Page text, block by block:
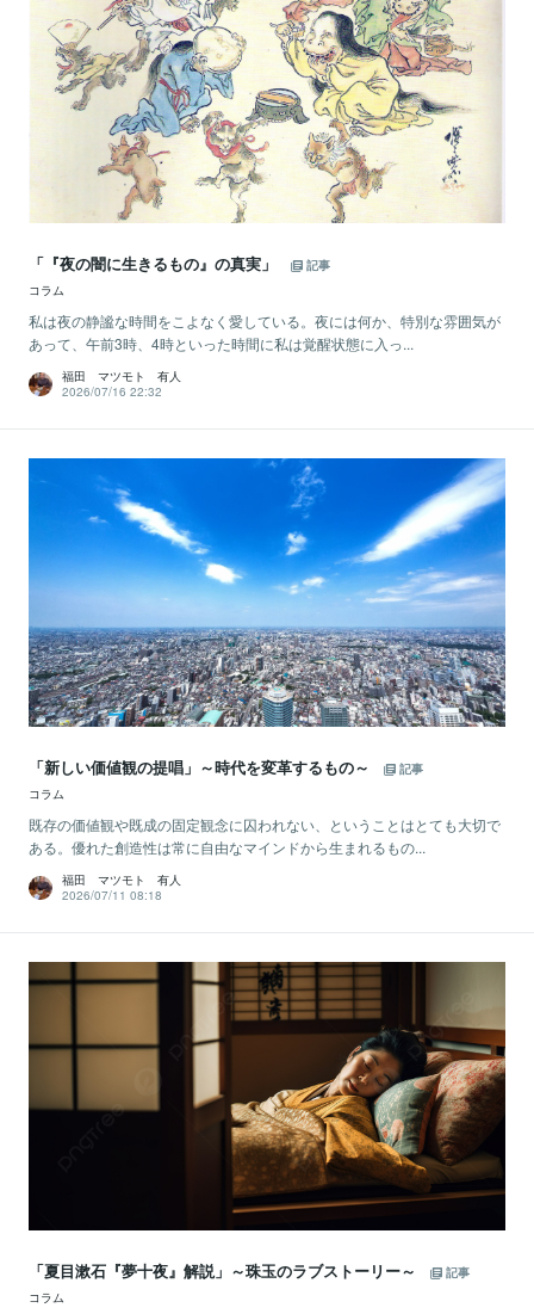
「『夜の闇に生きるもの』の真実」
記事
コラム
私は夜の静謐な時間をこよなく愛している。夜には何か、特別な雰囲気が
あって、午前3時、4時といった時間に私は覚醒状態に入っ...
福田 マツモト 有人
2026/07/16 22:32
「新しい価値観の提唱」～時代を変革するもの～
記事
コラム
既存の価値観や既成の固定観念に囚われない、ということはとても大切で
ある。優れた創造性は常に自由なマインドから生まれるもの...
福田 マツモト 有人
2026/07/11 08:18
「夏目漱石『夢十夜』解説」～珠玉のラブストーリー～
記事
コラム